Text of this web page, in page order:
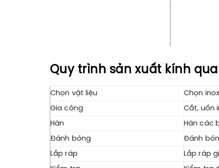
Quy trình sản xuất kính
Chọn vật liệu
Chọn
Gia công
Cắt, uốn
Hàn
Hàn các
Đánh bóng
Đánh
Lắp ráp
Lắp ráp